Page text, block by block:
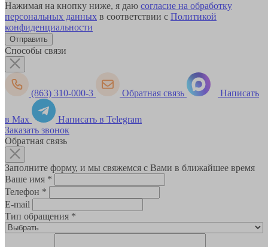
Нажимая на кнопку ниже, я даю согласие на обработку
персональных данных в соответствии с Политикой
конфиденциальности
Способы связи
(863) 310-000-3 Обратная связь Написать
в Max
Написать в Telegram
Заказать звонок
Обратная связь
Заполните форму, и мы свяжемся с Вами в ближайшее время
Ваше имя *
Телефон *
E-mail
Тип обращения *